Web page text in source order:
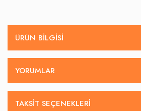
ÜRÜN BILGISI
YORUMLAR
TAKSIT SEÇENEKLERI